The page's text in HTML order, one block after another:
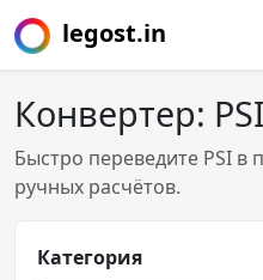
legost.in
Конвертер:
Быстро переведите PSI в
ручных расчётов.
Категория